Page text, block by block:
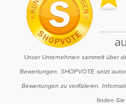
Unser Unternehmen sammelt über
Bewertungen. SHOPVOTE setzt
Bewertungen zu verifizieren.
finden Sie